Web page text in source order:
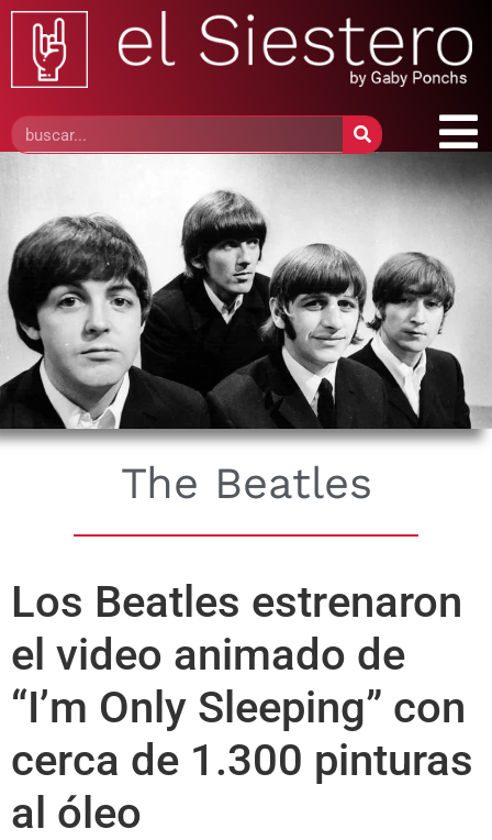
The Beatles
Los Beatles estrenaron
el video animado de
“I’m Only Sleeping” con
cerca de 1.300 pinturas
al óleo